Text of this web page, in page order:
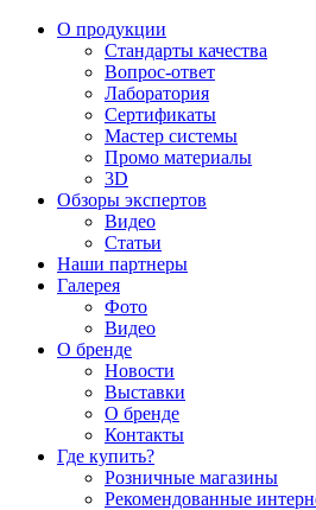
О продукции
Стандарты качества
Вопрос-ответ
Лаборатория
Сертификаты
Мастер системы
Промо материалы
3D
Обзоры экспертов
Видео
Статьи
Наши партнеры
Галерея
Фото
Видео
О бренде
Новости
Выставки
О бренде
Контакты
Где купить?
Розничные магазины
Рекомендованные